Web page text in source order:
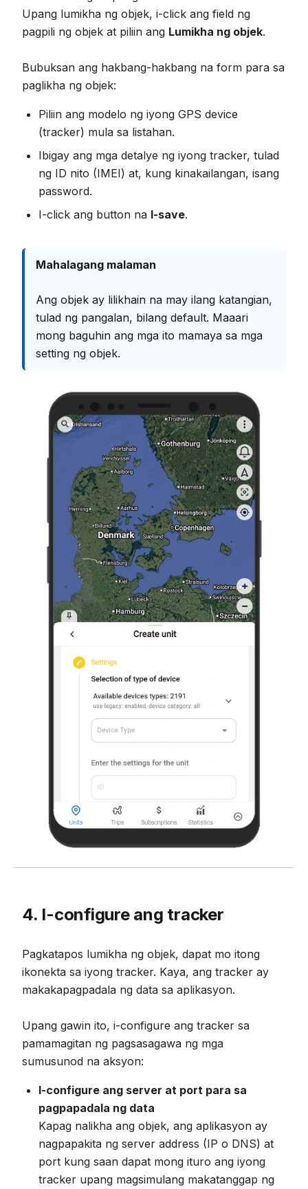
Upang lumikha ng objek, i-click ang field ng
pagpili ng objek at piliin ang Lumikha ng objek.
Bubuksan ang hakbang-hakbang na form para sa
paglikha ng objek:
Piliin ang modelo ng iyong GPS device
(tracker) mula sa listahan.
Ibigay ang mga detalye ng iyong tracker, tulad
ng ID nito (IMEI) at, kung kinakailangan, isang
password.
I-click ang button na I-save.
Mahalagang malaman
Ang objek ay lilikhain na may ilang katangian,
tulad ng pangalan, bilang default. Maaari
mong baguhin ang mga ito mamaya sa mga
setting ng objek.
4. I-configure ang tracker
Pagkatapos lumikha ng objek, dapat mo itong
ikonekta sa iyong tracker. Kaya, ang tracker ay
makakapagpadala ng data sa aplikasyon.
Upang gawin ito, i-configure ang tracker sa
pamamagitan ng pagsasagawa ng mga
sumusunod na aksyon:
I-configure ang server at port para sa
pagpapadala ng data
Kapag nalikha ang objek, ang aplikasyon ay
nagpapakita ng server address (IP o DNS) at
port kung saan dapat mong ituro ang iyong
tracker upang magsimulang makatanggap ng